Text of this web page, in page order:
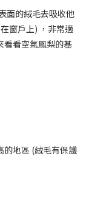
面的絨毛去吸收他
窗戶上) ，非常適
看看空氣鳳梨的基
的地區 (絨毛有保護